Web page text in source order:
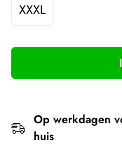
XXXL
Op werkdagen
huis